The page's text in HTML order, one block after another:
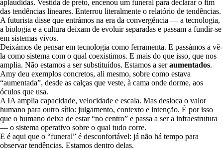
aplaudidas. Vestida de preto, encenou um funeral para declarar o fim
das tendências lineares. Enterrou literalmente o relatório de tendências.
A futurista disse que entrámos na era da convergência — a tecnologia,
a biologia e a cultura deixam de evoluir separadas e passam a fundir-se
em sistemas vivos.
Deixámos de pensar em tecnologia como ferramenta. E passámos a vê-
la como sistema com o qual coexistimos. E mais do que isso, que nos
amplia. Não estamos a ser substituídos. Estamos a seraumentados.
Amy deu exemplos concretos, ali mesmo, sobre como estava
“aumentada”, desde as calças que veste, à cama onde dorme, aos
óculos que usa.
A IA amplia capacidade, velocidade e escala. Mas desloca o valor
humano para outro sítio: julgamento, contexto e intenção. É por isso
que o humano deixa de estar “no centro” e passa a ser a infraestrutura
— o sistema operativo sobre o qual tudo corre.
E é aqui que o “funeral” é desconfortável: já não há tempo para
observar tendências. Estamos dentro delas.